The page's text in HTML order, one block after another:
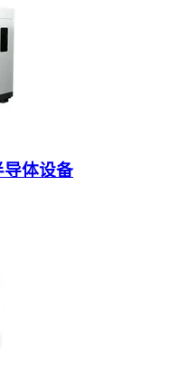
体设备